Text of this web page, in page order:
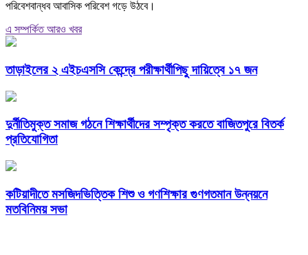
পরিবেশবান্ধব আবাসিক পরিবেশ গড়ে উঠবে।
এ সম্পর্কিত আরও খবর
তাড়াইলের ২ এইচএসসি কেন্দ্রে পরীক্ষার্থীপিছু দায়িত্বে ১৭ জন
দুর্নীতিমুক্ত সমাজ গঠনে শিক্ষার্থীদের সম্পৃক্ত করতে বাজিতপুরে বিতর্ক
প্রতিযোগিতা
কটিয়াদীতে মসজিদভিত্তিক শিশু ও গণশিক্ষার গুণগতমান উন্নয়নে
মতবিনিময় সভা